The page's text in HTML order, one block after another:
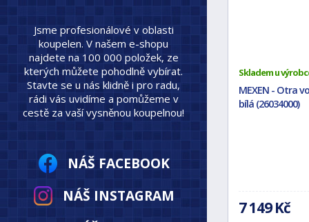
Skladem u
MEXEN - Otra
bílá (26034000)
7 149 Kč
Jsme profesionálové v oblasti
koupelen. V našem e-shopu
najdete na 100 000 položek, ze
kterých můžete pohodlně vybírat.
Stavte se u nás klidně i pro radu,
rádi vás uvidíme a pomůžeme v
cestě za vaší vysněnou koupelnou!
NÁŠ FACEBOOK
NÁŠ INSTAGRAM